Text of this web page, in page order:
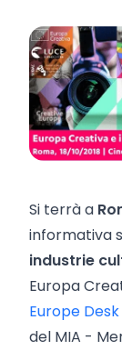
Si terrà a
informativa
industrie
Europa
Europe
del MIA -